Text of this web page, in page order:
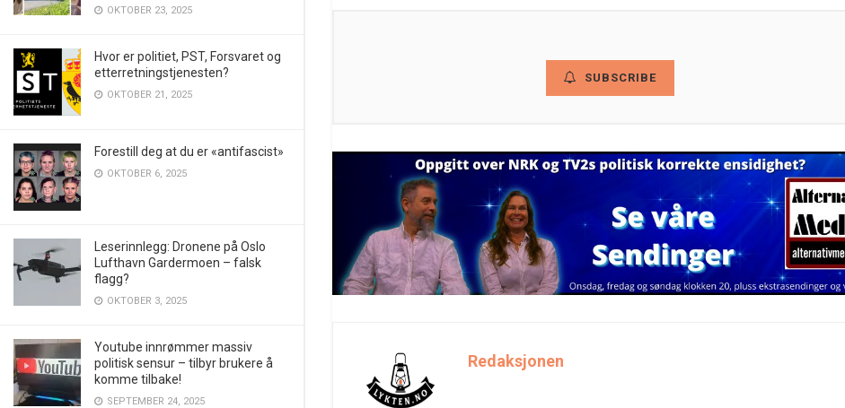
OKTOBER 23, 2025
Hvor er politiet, PST, Forsvaret og
etterretningstjenesten?
OKTOBER 21, 2025
Forestill deg at du er «antifascist»
OKTOBER 6, 2025
Leserinnlegg: Dronene på Oslo
Lufthavn Gardermoen – falsk
flagg?
OKTOBER 3, 2025
Youtube innrømmer massiv
politisk sensur – tilbyr brukere å
komme tilbake!
SEPTEMBER 24, 2025
SUBSCRIBE
Redaksjonen